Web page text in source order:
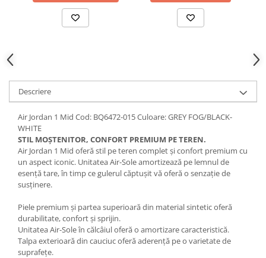
Descriere
Air Jordan 1 Mid Cod: BQ6472-015 Culoare: GREY FOG/BLACK-
WHITE
STIL MOȘTENITOR, CONFORT PREMIUM PE TEREN.
Air Jordan 1 Mid oferă stil pe teren complet și confort premium cu
un aspect iconic. Unitatea Air-Sole amortizează pe lemnul de
esență tare, în timp ce gulerul căptușit vă oferă o senzație de
susținere.
Piele premium și partea superioară din material sintetic oferă
durabilitate, confort și sprijin.
Unitatea Air-Sole în călcâiul oferă o amortizare caracteristică.
Talpa exterioară din cauciuc oferă aderență pe o varietate de
suprafețe.